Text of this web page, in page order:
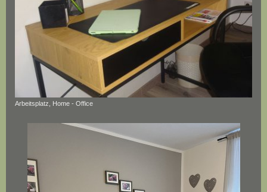
Arbeitsplatz, Home - Office